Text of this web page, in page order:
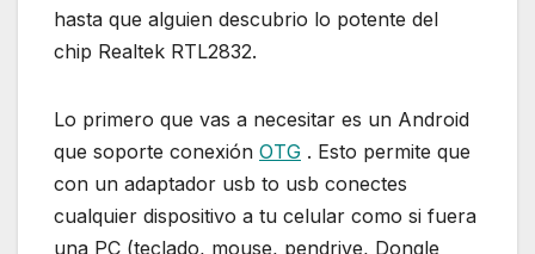
hasta que alguien descubrio lo potente del
chip Realtek RTL2832.
Lo primero que vas a necesitar es un Android
que soporte conexión OTG . Esto permite que
con un adaptador usb to usb conectes
cualquier dispositivo a tu celular como si fuera
una PC (teclado, mouse, pendrive, Dongle